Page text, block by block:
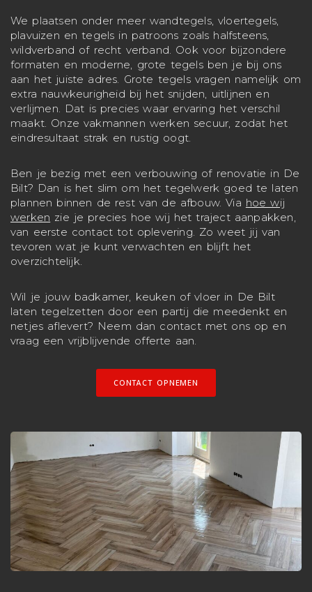
We plaatsen onder meer wandtegels, vloertegels,
plavuizen en tegels in patroons zoals halfsteens,
wildverband of recht verband. Ook voor bijzondere
formaten en moderne, grote tegels ben je bij ons
aan het juiste adres. Grote tegels vragen namelijk om
extra nauwkeurigheid bij het snijden, uitlijnen en
verlijmen. Dat is precies waar ervaring het verschil
maakt. Onze vakmannen werken secuur, zodat het
eindresultaat strak en rustig oogt.
Ben je bezig met een verbouwing of renovatie in De
Bilt? Dan is het slim om het tegelwerk goed te laten
plannen binnen de rest van de afbouw. Via hoe wij
werken zie je precies hoe wij het traject aanpakken,
van eerste contact tot oplevering. Zo weet jij van
tevoren wat je kunt verwachten en blijft het
overzichtelijk.
Wil je jouw badkamer, keuken of vloer in De Bilt
laten tegelzetten door een partij die meedenkt en
netjes aflevert? Neem dan contact met ons op en
vraag een vrijblijvende offerte aan.
CONTACT OPNEMEN